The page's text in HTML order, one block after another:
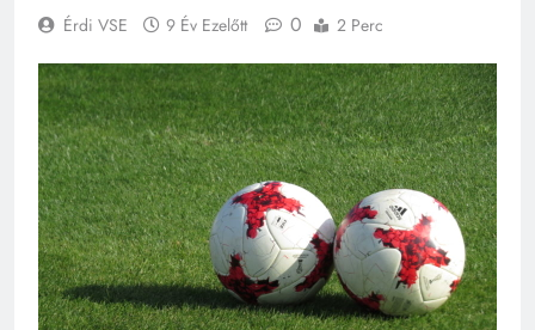
Érdi VSE 9 Év Ezelőtt 0 2 Perc